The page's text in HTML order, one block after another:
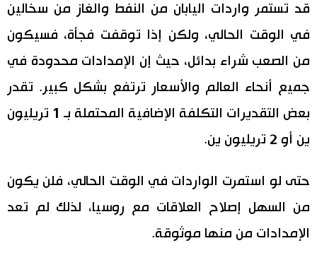
قد تستمر واردات اليابان من النفط والغاز من سخالين
في الوقت الحالي، ولكن إذا توقفت فجأة، فسيكون
من الصعب شراء بدائل، حيث إن الإمدادات محدودة في
جميع أنحاء العالم والأسعار ترتفع بشكل كبير. تقدر
بعض التقديرات التكلفة الإضافية المحتملة بـ 1 تريليون
ين أو 2 تريليون ين.
حتى لو استمرت الواردات في الوقت الحالي، فلن يكون
من السهل إصلاح العلاقات مع روسيا، لذلك لم تعد
الإمدادات من منها موثوقة.